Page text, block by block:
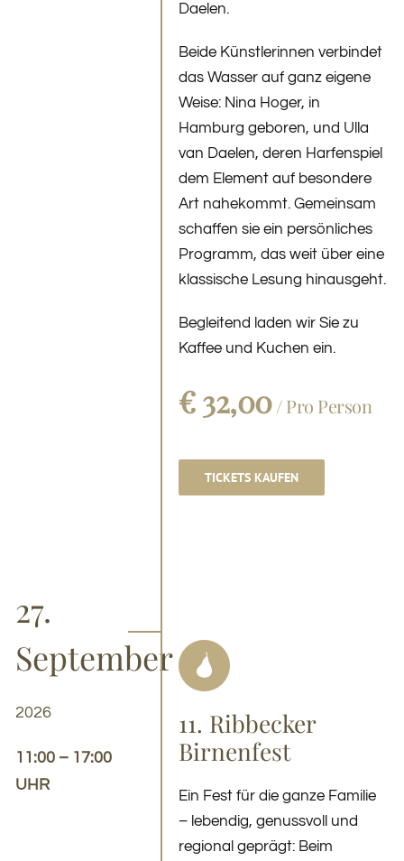
Daelen.
Beide Künstlerinnen verbindet
das Wasser auf ganz eigene
Weise: Nina Hoger, in
Hamburg geboren, und Ulla
van Daelen, deren Harfenspiel
dem Element auf besondere
Art nahekommt. Gemeinsam
schaffen sie ein persönliches
Programm, das weit über eine
klassische Lesung hinausgeht.
Begleitend laden wir Sie zu
Kaffee und Kuchen ein.
€ 32,00/ Pro Person
TICKETS KAUFEN
27.
September
2026
11:00 – 17:00
UHR
11. Ribbecker
Birnenfest
Ein Fest für die ganze Familie
– lebendig, genussvoll und
regional geprägt: Beim